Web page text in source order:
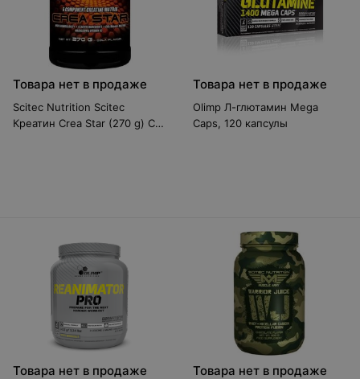
Товара нет в продаже
Scitec Nutrition Scitec
Креатин Crea Star (270 g) С
Товара нет в продаже
Olimp Л-глютамин Mega
Caps, 120 капсулы
Товара нет в продаже Товара нет в продаже